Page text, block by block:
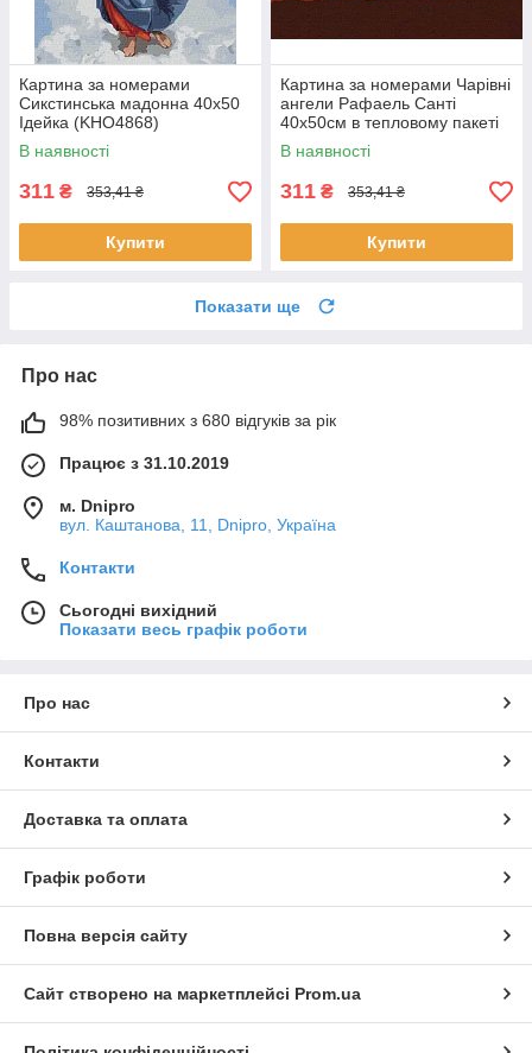
Картина за номерами
Сикстинська мадонна 40х50
Ідейка (KHO4868)
В наявності
311 ₴ 353,41 ₴
Купити
Картина за номерами Чарівні
ангели Рафаель Санті
40х50см в тепловому пакеті
TM Ідейка Україна
(KHO4829)
В наявності
311 ₴ 353,41 ₴
Купити
Показати ще
Про нас
98% позитивних з 680 відгуків за рік
Працює з 31.10.2019
м. Dnipro
вул. Каштанова, 11, Dnipro, Україна
Контакти
Сьогодні вихідний
Показати весь графік роботи
Про нас
Контакти
Доставка та оплата
Графік роботи
Повна версія сайту
Сайт створено на маркетплейсі Prom.ua